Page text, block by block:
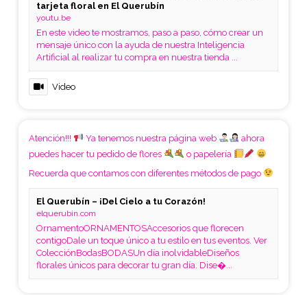
tarjeta floral en El Querubín
youtu.be
En este video te mostramos, paso a paso, cómo crear un
mensaje único con la ayuda de nuestra Inteligencia
Artificial al realizar tu compra en nuestra tienda ...
Video
Atención!!! Ya tenemos nuestra página web
ahora
puedes hacer tu pedido de flores
o papelería
Recuerda que contamos con diferentes métodos de pago
El Querubín – ¡Del Cielo a tu Corazón!
elquerubin.com
OrnamentoORNAMENTOSAccesorios que florecen
contigoDale un toque único a tu estilo en tus eventos. Ver
ColecciónBodasBODASUn día inolvidableDiseños
florales únicos para decorar tu gran día. Dise�...